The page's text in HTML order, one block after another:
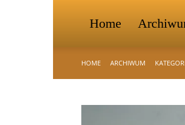
Home
HOME ARCHIWUM